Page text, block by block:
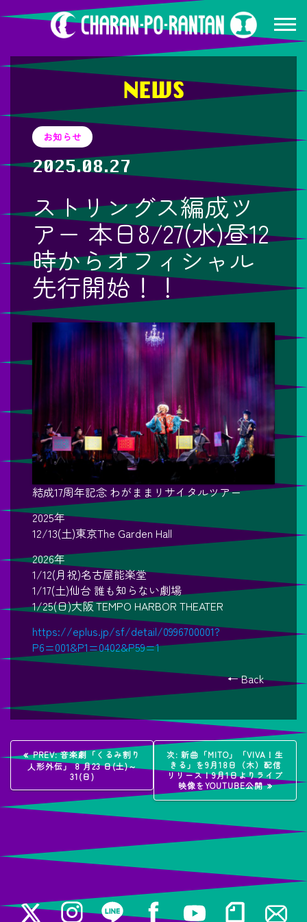
NEWS
お知らせ
2025.08.27
ストリングス編成ツ
アー 本日8/27(水)昼12
時からオフィシャル
先行開始！！
結成17周年記念 わがままリサイタルツアー
2025年
12/13(土)東京The Garden Hall
2026年
1/12(月祝)名古屋能楽堂
1/17(土)仙台 誰も知らない劇場
1/25(日)大阪 TEMPO HARBOR THEATER
https://eplus.jp/sf/detail/0996700001?
P6=001&P1=0402&P59=1
← Back
投
稿
ナ
ビ
ゲ
ー
PREV:過
去
の
稿:
音楽劇「くるみ割り
人形外伝」 8 月23 日(土)～
31(日)
次: 次
の
投
稿:
新曲「MITO」「VIVA！生
きる」を9月18日（木）配信
リリース！9月1日よりライブ
映像をYOUTUBE公開